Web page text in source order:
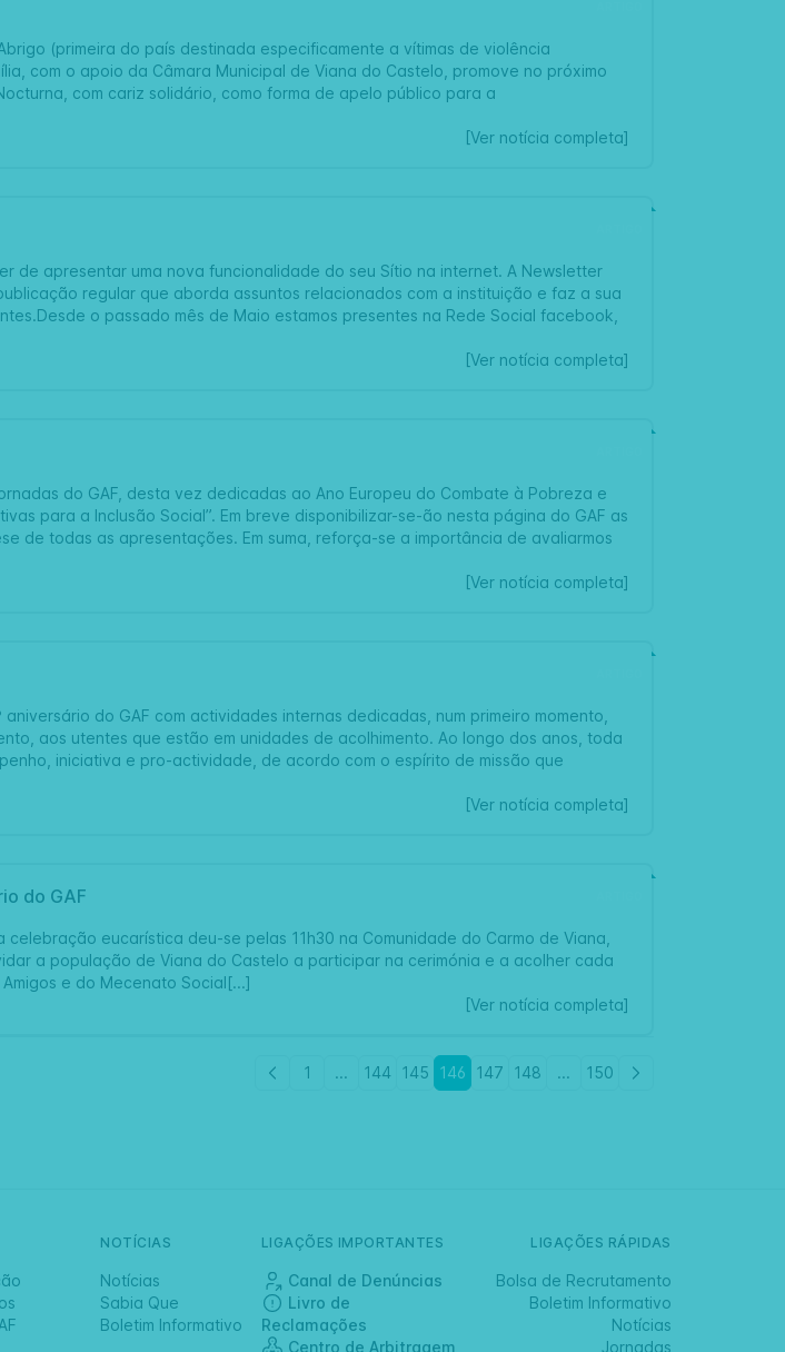
(primeira do país destinada especificamente a vítimas de violência
com o apoio da Câmara Municipal de Viana do Castelo, promove no próximo
com cariz solidário, como forma de apelo público para a
[Ver notícia completa]
de apresentar uma nova funcionalidade do seu Sítio na internet. A Newsletter
regular que aborda assuntos relacionados com a instituição e faz a sua
o passado mês de Maio estamos presentes na Rede Social facebook,
[Ver notícia completa]
do GAF, desta vez dedicadas ao Ano Europeu do Combate à Pobreza e
para a Inclusão Social”. Em breve disponibilizar-se-ão nesta página do GAF as
de todas as apresentações. Em suma, reforça-se a importância de avaliarmos
[Ver notícia completa]
do GAF com actividades internas dedicadas, num primeiro momento,
aos utentes que estão em unidades de acolhimento. Ao longo dos anos, toda
iniciativa e pro-actividade, de acordo com o espírito de missão que
[Ver notícia completa]
do GAF
celebração eucarística deu-se pelas 11h30 na Comunidade do Carmo de Viana,
a população de Viana do Castelo a participar na cerimónia e a acolher cada
e do Mecenato Social[...]
[Ver notícia completa]
1 ... 144 145 146 147 148 ... 150
NOTÍCIAS
Notícias
Sabia Que
Boletim Informativo
LIGAÇÕES IMPORTANTES
Canal de Denúncias
Livro de
Reclamações
Centro de Arbitragem
LIGAÇÕES RÁPIDAS
Bolsa de Recrutamento
Boletim Informativo
Notícias
Jornadas